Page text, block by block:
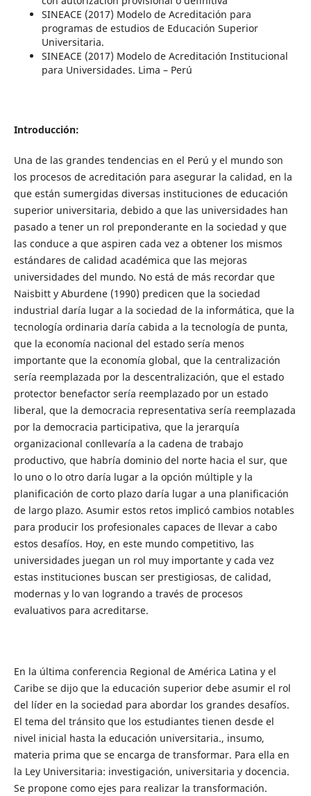
SINEACE (2017) Modelo de Acreditación para
programas de estudios de Educación Superior
Universitaria.
SINEACE (2017) Modelo de Acreditación Institucional
para Universidades. Lima – Perú
Introducción:
Una de las grandes tendencias en el Perú y el mundo son
los procesos de acreditación para asegurar la calidad, en la
que están sumergidas diversas instituciones de educación
superior universitaria, debido a que las universidades han
pasado a tener un rol preponderante en la sociedad y que
las conduce a que aspiren cada vez a obtener los mismos
estándares de calidad académica que las mejoras
universidades del mundo. No está de más recordar que
Naisbitt y Aburdene (1990) predicen que la sociedad
industrial daría lugar a la sociedad de la informática, que la
tecnología ordinaria daría cabida a la tecnología de punta,
que la economía nacional del estado sería menos
importante que la economía global, que la centralización
sería reemplazada por la descentralización, que el estado
protector benefactor sería reemplazado por un estado
liberal, que la democracia representativa sería reemplazada
por la democracia participativa, que la jerarquía
organizacional conllevaría a la cadena de trabajo
productivo, que habría dominio del norte hacia el sur, que
lo uno o lo otro daría lugar a la opción múltiple y la
planificación de corto plazo daría lugar a una planificación
de largo plazo. Asumir estos retos implicó cambios notables
para producir los profesionales capaces de llevar a cabo
estos desafíos. Hoy, en este mundo competitivo, las
universidades juegan un rol muy importante y cada vez
estas instituciones buscan ser prestigiosas, de calidad,
modernas y lo van logrando a través de procesos
evaluativos para acreditarse.
En la última conferencia Regional de América Latina y el
Caribe se dijo que la educación superior debe asumir el rol
del líder en la sociedad para abordar los grandes desafíos.
El tema del tránsito que los estudiantes tienen desde el
nivel inicial hasta la educación universitaria., insumo,
materia prima que se encarga de transformar. Para ella en
la Ley Universitaria: investigación, universitaria y docencia.
Se propone como ejes para realizar la transformación.